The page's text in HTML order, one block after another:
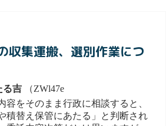
収集運搬、選別作業につ
る吉 （ZWl47e
容をそのまま行政に相談すると、
積替え保管にあたる」と判断され